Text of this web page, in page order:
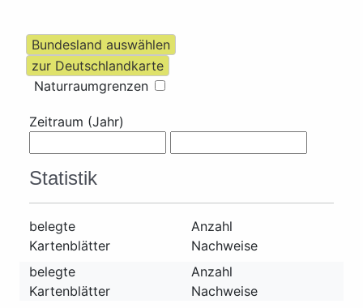
Naturraumgrenzen
Zeitraum (Jahr)
Statistik
belegte
Kartenblätter
Anzahl
Nachweise
belegte
Kartenblätter
Anzahl
Nachweise